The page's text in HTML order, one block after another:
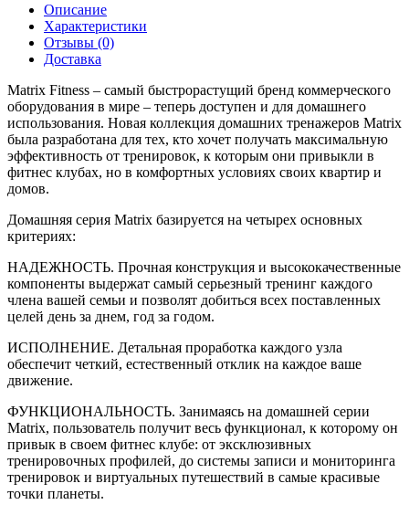
Описание
Характеристики
Отзывы (0)
Доставка
Matrix Fitness – самый быстрорастущий бренд коммерческого
оборудования в мире – теперь доступен и для домашнего
использования. Новая коллекция домашних тренажеров Matrix
была разработана для тех, кто хочет получать максимальную
эффективность от тренировок, к которым они привыкли в
фитнес клубах, но в комфортных условиях своих квартир и
домов.
Домашняя серия Matrix базируется на четырех основных
критериях:
НАДЕЖНОСТЬ. Прочная конструкция и высококачественные
компоненты выдержат самый серьезный тренинг каждого
члена вашей семьи и позволят добиться всех поставленных
целей день за днем, год за годом.
ИСПОЛНЕНИЕ. Детальная проработка каждого узла
обеспечит четкий, естественный отклик на каждое ваше
движение.
ФУНКЦИОНАЛЬНОСТЬ. Занимаясь на домашней серии
Matrix, пользователь получит весь функционал, к которому он
привык в своем фитнес клубе: от эксклюзивных
тренировочных профилей, до системы записи и мониторинга
тренировок и виртуальных путешествий в самые красивые
точки планеты.